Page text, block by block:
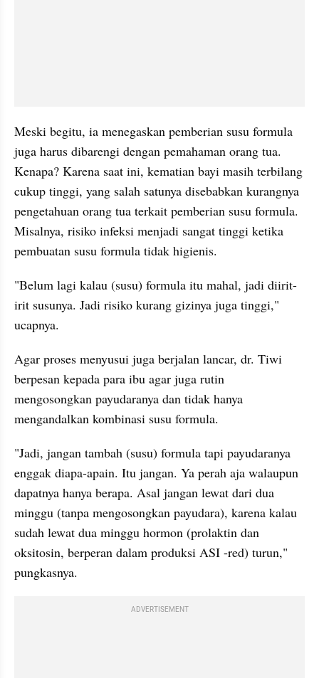
Meski begitu, ia menegaskan pemberian susu formula
juga harus dibarengi dengan pemahaman orang tua.
Kenapa? Karena saat ini, kematian bayi masih terbilang
cukup tinggi, yang salah satunya disebabkan kurangnya
pengetahuan orang tua terkait pemberian susu formula.
Misalnya, risiko infeksi menjadi sangat tinggi ketika
pembuatan susu formula tidak higienis.
"Belum lagi kalau (susu) formula itu mahal, jadi diirit-
irit susunya. Jadi risiko kurang gizinya juga tinggi,"
ucapnya.
Agar proses menyusui juga berjalan lancar, dr. Tiwi
berpesan kepada para ibu agar juga rutin
mengosongkan payudaranya dan tidak hanya
mengandalkan kombinasi susu formula.
"Jadi, jangan tambah (susu) formula tapi payudaranya
enggak diapa-apain. Itu jangan. Ya perah aja walaupun
dapatnya hanya berapa. Asal jangan lewat dari dua
minggu (tanpa mengosongkan payudara), karena kalau
sudah lewat dua minggu hormon (prolaktin dan
oksitosin, berperan dalam produksi ASI -red) turun,"
pungkasnya.
ADVERTISEMENT